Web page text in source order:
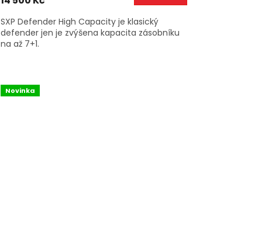
SXP Defender High Capacity je klasický
defender jen je zvýšena kapacita zásobníku
na až 7+1.
Novinka